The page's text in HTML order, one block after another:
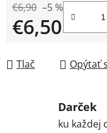
€6,90 –5 %
€6,50
Tlač Opýtať
Darček
ku každej